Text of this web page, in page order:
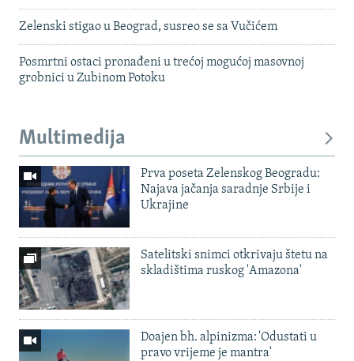
Zelenski stigao u Beograd, susreo se sa Vučićem
Posmrtni ostaci pronađeni u trećoj mogućoj masovnoj
grobnici u Zubinom Potoku
Multimedija
Prva poseta Zelenskog Beogradu:
Najava jačanja saradnje Srbije i
Ukrajine
Satelitski snimci otkrivaju štetu na
skladištima ruskog 'Amazona'
Doajen bh. alpinizma: 'Odustati u
pravo vrijeme je mantra'